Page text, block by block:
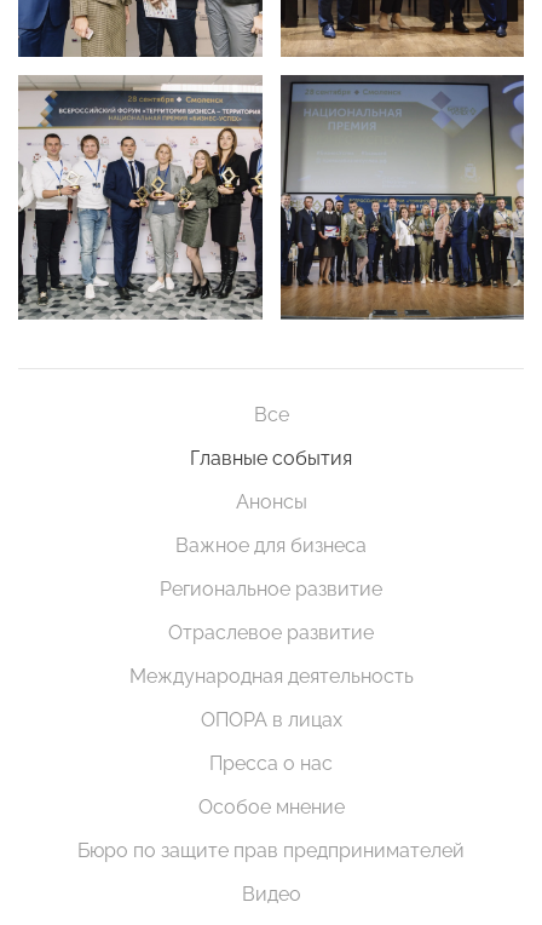
Все
Главные события
Анонсы
Важное для бизнеса
Региональное развитие
Отраслевое развитие
Международная деятельность
ОПОРА в лицах
Пресса о нас
Особое мнение
Бюро по защите прав предпринимателей
Видео